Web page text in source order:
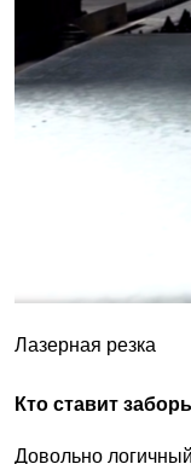
Лазерная резка
Кто ставит
Довольно